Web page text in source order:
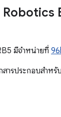
มีจำหน่ายที่
สารประกอบสำห